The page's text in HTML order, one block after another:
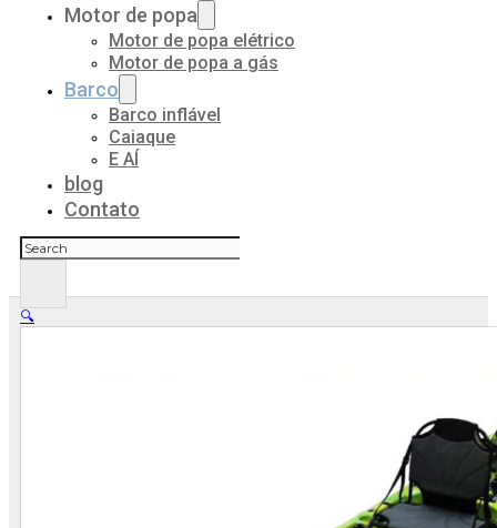
Motor de popa
Motor de popa elétrico
Motor de popa a gás
Barco
Barco inflável
Caiaque
E AÍ
blog
Contato
Pesquisar
🔍